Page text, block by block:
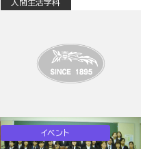
人間生活学科
イベント